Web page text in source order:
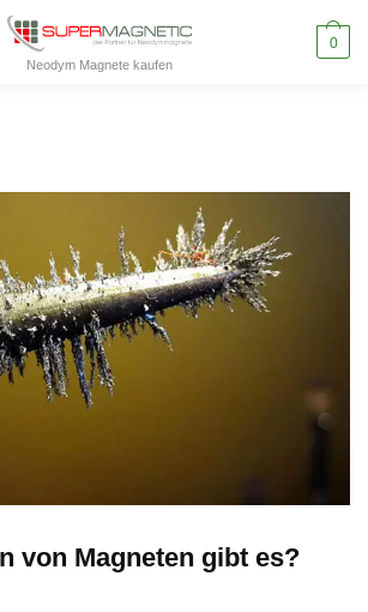
Neodym Magnete kaufen
0
von Magneten gibt es?